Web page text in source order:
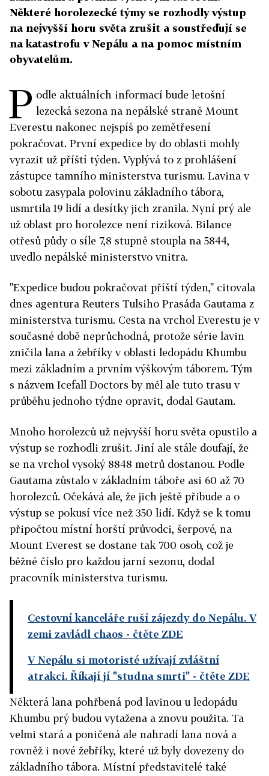
Některé horolezecké týmy se rozhodly výstup
na nejvyšší horu světa zrušit a soustřeďují se
na katastrofu v Nepálu a na pomoc místním
obyvatelům.
P odle aktuálních informací bude letošní
lezecká sezona na nepálské straně Mount
Everestu nakonec nejspíš po zemětřesení
pokračovat. První expedice by do oblasti mohly
vyrazit už příští týden. Vyplývá to z prohlášení
zástupce tamního ministerstva turismu. Lavina v
sobotu zasypala polovinu základního tábora,
usmrtila 19 lidí a desítky jich zranila. Nyní prý ale
už oblast pro horolezce není riziková. Bilance
otřesů půdy o síle 7,8 stupně stoupla na 5844,
uvedlo nepálské ministerstvo vnitra.
"Expedice budou pokračovat příští týden," citovala
dnes agentura Reuters Tulsiho Prasáda Gautama z
ministerstva turismu. Cesta na vrchol Everestu je v
současné době neprůchodná, protože série lavin
zničila lana a žebříky v oblasti ledopádu Khumbu
mezi základním a prvním výškovým táborem. Tým
s názvem Icefall Doctors by měl ale tuto trasu v
průběhu jednoho týdne opravit, dodal Gautam.
Mnoho horolezců už nejvyšší horu světa opustilo a
výstup se rozhodli zrušit. Jiní ale stále doufají, že
se na vrchol vysoký 8848 metrů dostanou. Podle
Gautama zůstalo v základním táboře asi 60 až 70
horolezců. Očekává ale, že jich ještě přibude a o
výstup se pokusí více než 350 lidí. Když se k tomu
připočtou místní horští průvodci, šerpové, na
Mount Everest se dostane tak 700 osob, což je
běžné číslo pro každou jarní sezonu, dodal
pracovník ministerstva turismu.
Cestovní kanceláře ruší zájezdy do Nepálu. V
zemi zavládl chaos - čtěte ZDE
V Nepálu si motoristé užívají zvláštní
atrakci. Říkají jí "studna smrti" - čtěte ZDE
Některá lana pohřbená pod lavinou u ledopádu
Khumbu prý budou vytažena a znovu použita. Ta
velmi stará a poničená ale nahradí lana nová a
rovněž i nové žebříky, které už byly dovezeny do
základního tábora. Místní představitelé také